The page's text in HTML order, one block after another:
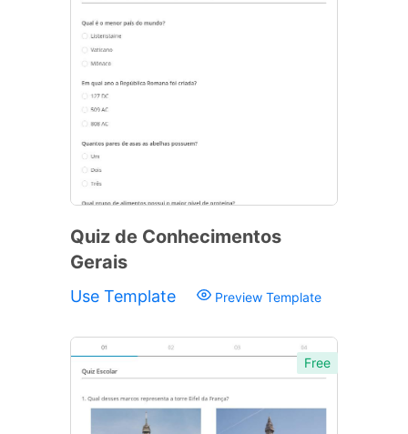
Quiz de Conhecimentos
Gerais
Use Template Preview Template
Free